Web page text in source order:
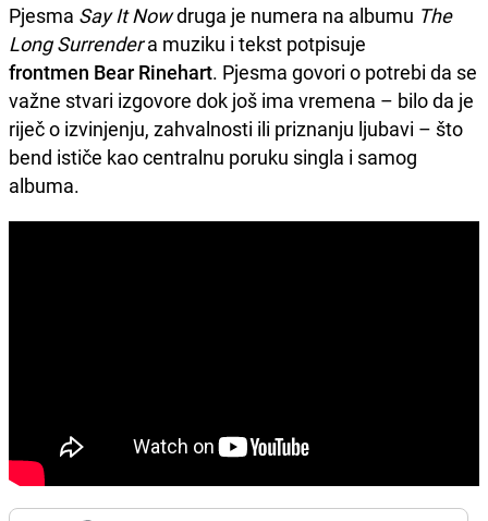
Pjesma Say It Nowdruga je numera na albumu The
Long Surrendera muziku i tekst potpisuje
frontmen Bear Rinehart. Pjesma govori o potrebi da se
važne stvari izgovore dok još ima vremena – bilo da je
riječ o izvinjenju, zahvalnosti ili priznanju ljubavi – što
bend ističe kao centralnu poruku singla i samog
albuma.